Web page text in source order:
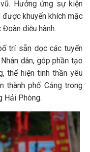
Hưởng ứng sự kiện
khuyến khích mặc
diễu hành.
trí sẵn dọc các tuyến
dân, góp phần tạo
thể hiện tinh thần yêu
thành phố Cảng trong
Hải Phòng.